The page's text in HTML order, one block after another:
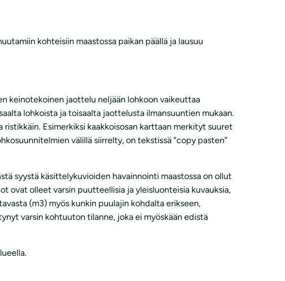
kohteisiin maastossa paikan päällä ja lausuu
keinotekoinen jaottelu neljään lohkoon vaikeuttaa
lohkoista ja toisaalta jaottelusta ilmansuuntien mukaan.
Esimerkiksi kaakkoisosan karttaan merkityt suuret
välillä siirrelty, on tekstissä ”copy pasten”
syystä käsittelykuvioiden havainnointi maastossa on ollut
ovat olleet varsin puutteellisia ja yleisluonteisia kuvauksia,
(m3) myös kunkin puulajin kohdalta erikseen,
varsin kohtuuton tilanne, joka ei myöskään edistä